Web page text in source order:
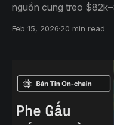
nguồn cung treo
chỉ mang tính phản ứng
vào pha tăng trưởng
Feb 15, 2026 20 min read